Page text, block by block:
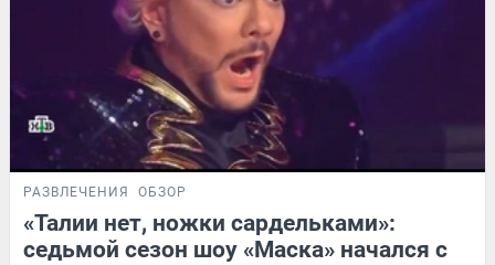
РАЗВЛЕЧЕНИЯ ОБЗОР
«Талии нет, ножки сардельками»:
седьмой сезон шоу «Маска» начался с